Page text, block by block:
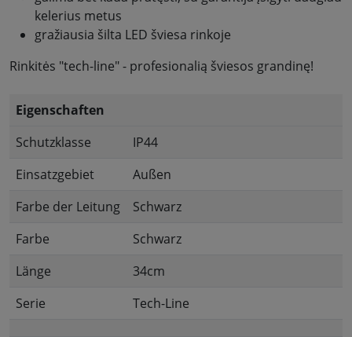
kelerius metus
gražiausia šilta LED šviesa rinkoje
Rinkitės "tech-line" - profesionalią šviesos grandinę!
Eigenschaften
Schutzklasse
IP44
Einsatzgebiet
Außen
Farbe der Leitung
Schwarz
Farbe
Schwarz
Länge
34cm
Serie
Tech-Line